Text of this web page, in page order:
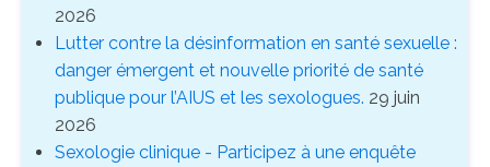
2026
Lutter contre la désinformation en santé sexuelle :
danger émergent et nouvelle priorité de santé
publique pour l’AIUS et les sexologues. 29 juin
2026
Sexologie clinique - Participez à une enquête